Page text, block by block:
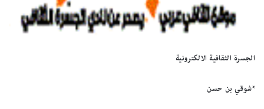
الجسرة الثقافية الالكترونية
*شوقي بن حسن